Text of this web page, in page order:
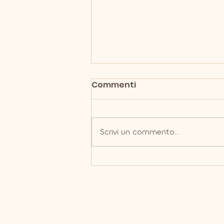
Ecografia dei tessuti
Commenti
Scrivi un commento...